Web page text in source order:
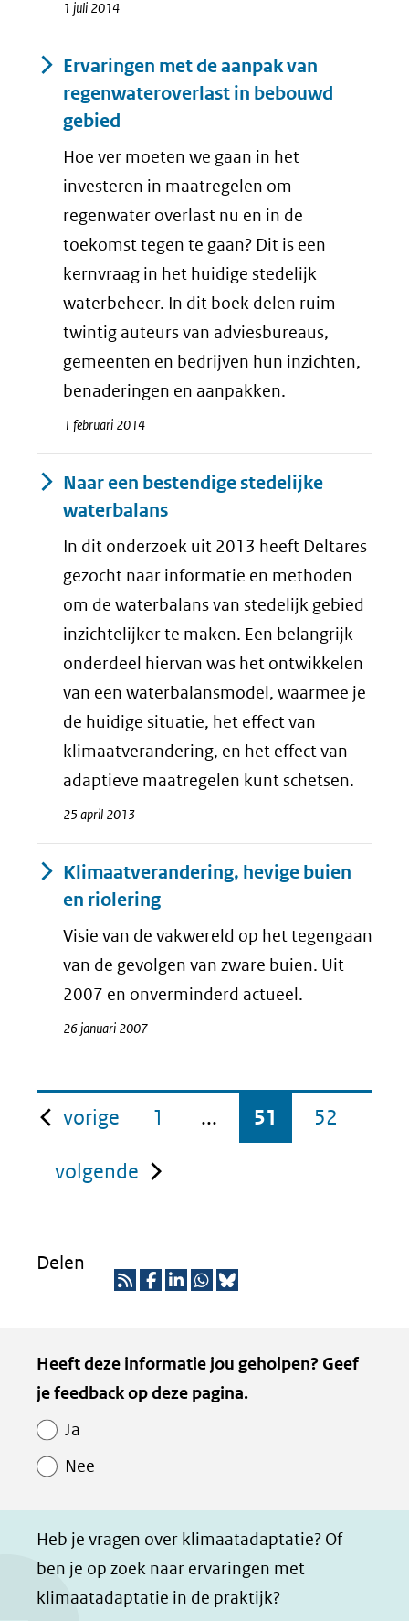
1 juli 2014
Ervaringen met de aanpak van
regenwateroverlast in bebouwd
gebied
Hoe ver moeten we gaan in het
investeren in maatregelen om
regenwater overlast nu en in de
toekomst tegen te gaan? Dit is een
kernvraag in het huidige stedelijk
waterbeheer. In dit boek delen ruim
twintig auteurs van adviesbureaus,
gemeenten en bedrijven hun inzichten,
benaderingen en aanpakken.
1 februari 2014
Naar een bestendige stedelijke
waterbalans
In dit onderzoek uit 2013 heeft Deltares
gezocht naar informatie en methoden
om de waterbalans van stedelijk gebied
inzichtelijker te maken. Een belangrijk
onderdeel hiervan was het ontwikkelen
van een waterbalansmodel, waarmee je
de huidige situatie, het effect van
klimaatverandering, en het effect van
adaptieve maatregelen kunt schetsen.
25 april 2013
Klimaatverandering, hevige buien
en riolering
Visie van de vakwereld op het tegengaan
van de gevolgen van zware buien. Uit
2007 en onverminderd actueel.
26 januari 2007
vorige pagina
1 ... 51 52
volgende pagina
Delen
S
l
e
a
l
e
i
k
l
e
h
t
z
e
n
Kopie
van
Paginawaardering
Heeft deze informatie jou geholpen? Geef
je feedback op deze pagina.
Ja
Nee
Heb je vragen over klimaatadaptatie? Of
ben je op zoek naar ervaringen met
klimaatadaptatie in de praktijk?